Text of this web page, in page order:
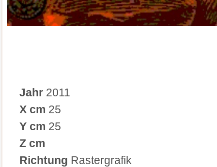
Jahr 2011
X cm 25
Y cm 25
Z cm
Richtung Rastergrafik